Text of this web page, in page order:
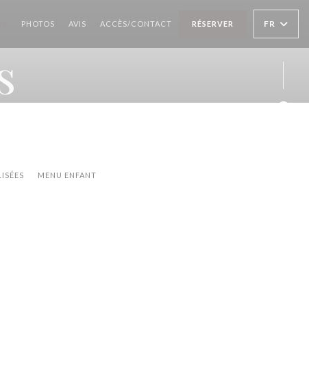
PHOTOS AVIS ACCÈS/CONTACT RÉSERVER FR
MENU ENFANT